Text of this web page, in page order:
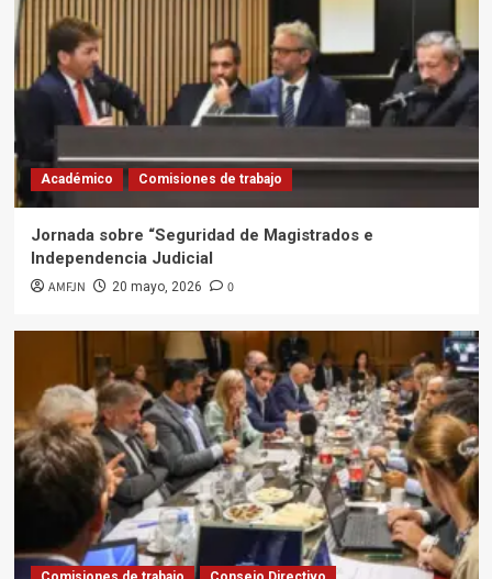
Seminario “Libertad de Expresión y
responsabilidad editorial en la era de la IA
Académico Institucional
Anulación del poder ejecutivo: estrategias
democrática
Académico
Academia de Normas Internacionales del
Trabajo (Capacitación 2026)
5
Académico
Economía, finanzas, fintech y mercado de
capitales
Académico Comisiones de trabajo
Jornada sobre “Seguridad de Magistrados e
Independencia Judicial
AMFJN 20 mayo, 2026 0